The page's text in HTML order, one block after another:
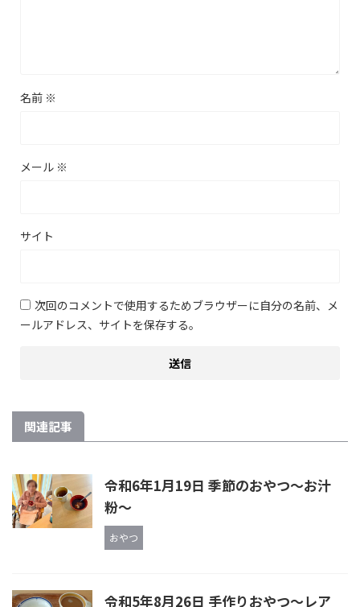
名前 ※
メール ※
サイト
次回のコメントで使用するためブラウザーに自分の名前、メ
ールアドレス、サイトを保存する。
関連記事
令和6年1月19日 季節のおやつ～お汁
粉～
おやつ
令和5年8月26日 手作りおやつ～レア